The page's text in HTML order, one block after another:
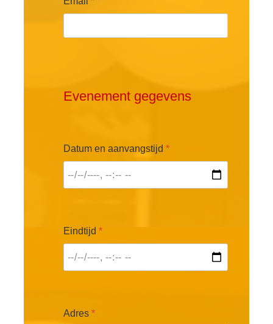
Evenement gegevens
Datum en aanvangstijd *
Eindtijd *
Adres *